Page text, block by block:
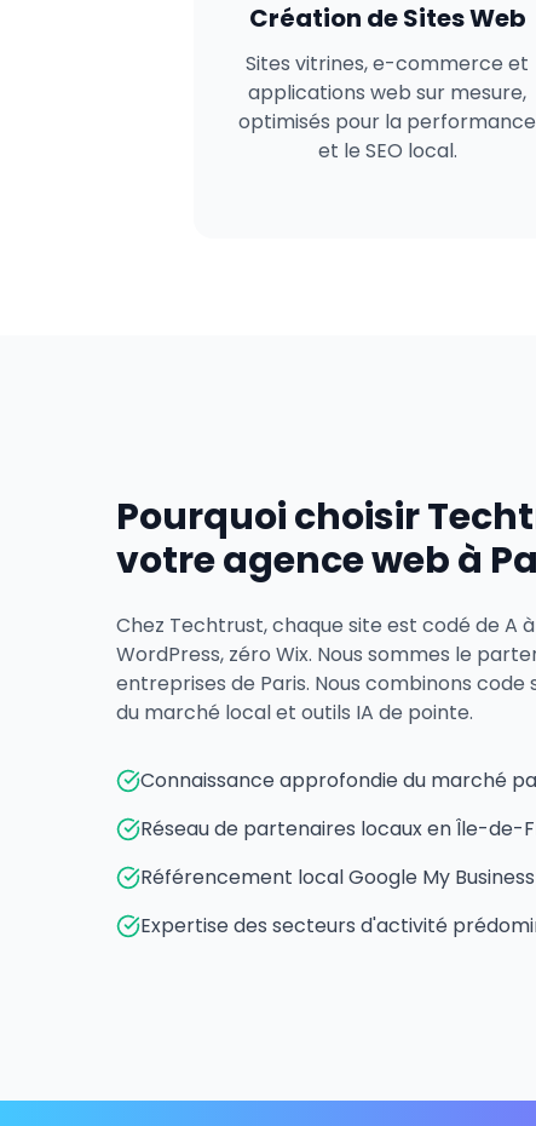
Création de Sites Web
Sites vitrines, e-commerce et
applications web sur mesure,
optimisés pour la performance
et le SEO local.
Pourquoi choisir
votre agence web à
Chez Techtrust, chaque site est codé de A
WordPress, zéro Wix. Nous sommes le
entreprises de Paris. Nous combinons code
du marché local et outils IA de pointe.
Connaissance approfondie du marché
Réseau de partenaires locaux en Île-de-
Référencement local Google My
Expertise des secteurs d'activité